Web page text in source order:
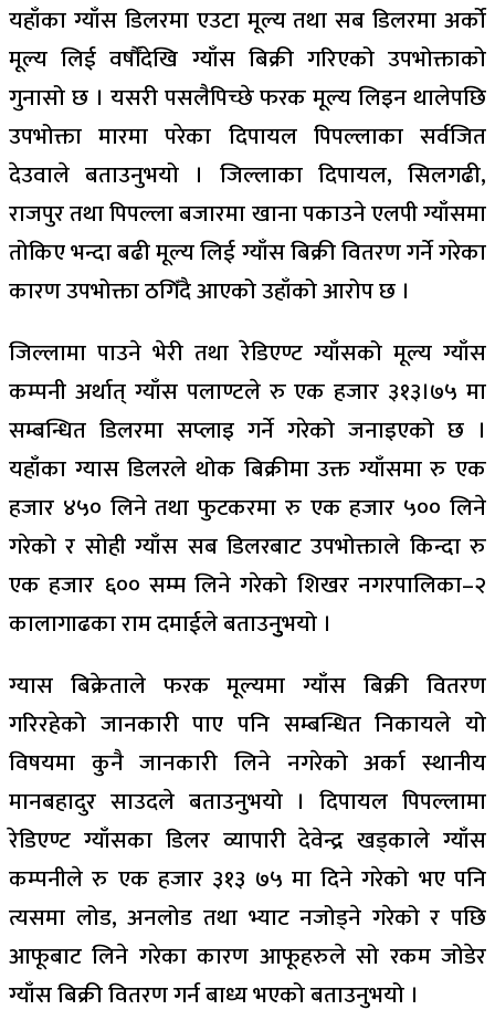
यहाँका ग्याँस डिलरमा एउटा मूल्य तथा सब डिलरमा अर्को
मूल्य लिई वर्षौंदेखि ग्याँस बिक्री गरिएको उपभोक्ताको
गुनासो छ । यसरी पसलैपिच्छे फरक मूल्य लिइन थालेपछि
उपभोक्ता मारमा परेका दिपायल पिपल्लाका सर्वजित
देउवाले बताउनुभयो । जिल्लाका दिपायल, सिलगढी,
राजपुर तथा पिपल्ला बजारमा खाना पकाउने एलपी ग्याँसमा
तोकिए भन्दा बढी मूल्य लिई ग्याँस बिक्री वितरण गर्ने गरेका
कारण उपभोक्ता ठगिँदै आएको उहाँको आरोप छ ।
जिल्लामा पाउने भेरी तथा रेडिएण्ट ग्याँसको मूल्य ग्याँस
कम्पनी अर्थात् ग्याँस पलाण्टले रु एक हजार ३१३।७५ मा
सम्बन्धित डिलरमा सप्लाइ गर्ने गरेको जनाइएको छ ।
यहाँका ग्यास डिलरले थोक बिक्रीमा उक्त ग्याँसमा रु एक
हजार ४५० लिने तथा फुटकरमा रु एक हजार ५०० लिने
गरेको र सोही ग्याँस सब डिलरबाट उपभोक्ताले किन्दा रु
एक हजार ६०० सम्म लिने गरेको शिखर नगरपालिका–२
कालागाढका राम दमाईले बताउनुुभयो ।
ग्यास बिक्रेताले फरक मूल्यमा ग्याँस बिक्री वितरण
गरिरहेको जानकारी पाए पनि सम्बन्धित निकायले यो
विषयमा कुनै जानकारी लिने नगरेको अर्का स्थानीय
मानबहादुर साउदले बताउनुभयो । दिपायल पिपल्लामा
रेडिएण्ट ग्याँसका डिलर व्यापारी देवेन्द्र खड्काले ग्याँस
कम्पनीले रु एक हजार ३१३ ७५ मा दिने गरेको भए पनि
त्यसमा लोड, अनलोड तथा भ्याट नजोड्ने गरेको र पछि
आफूबाट लिने गरेका कारण आफूहरुले सो रकम जोडेर
ग्याँस बिक्री वितरण गर्न बाध्य भएको बताउनुभयो ।